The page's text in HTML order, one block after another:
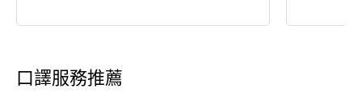
含義，確保溝通的每個細節皆能為客
客戶利益為中心的服務理念，不僅提
供無縫銜接的口譯服務，更致力於提
國務院國
口譯服務推薦